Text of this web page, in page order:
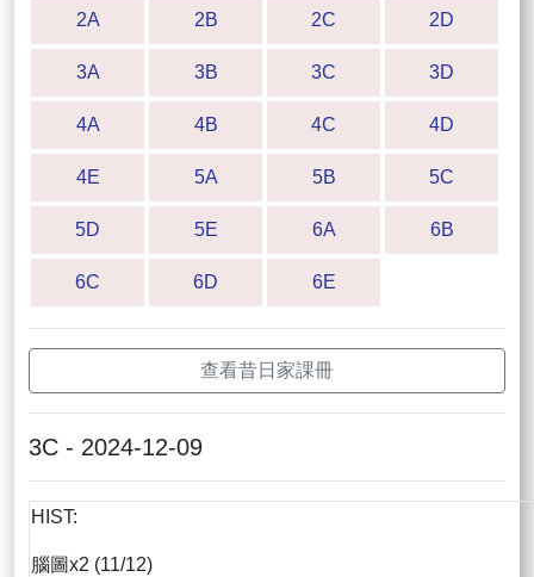
2A 2B 2C 2D
3A 3B 3C 3D
4A 4B 4C 4D
4E 5A 5B 5C
5D 5E 6A 6B
6C 6D 6E
查看昔日家課冊
3C - 2024-12-09
HIST:
腦圖x2 (11/12)